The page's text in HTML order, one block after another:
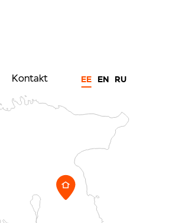
Kontakt EE EN RU